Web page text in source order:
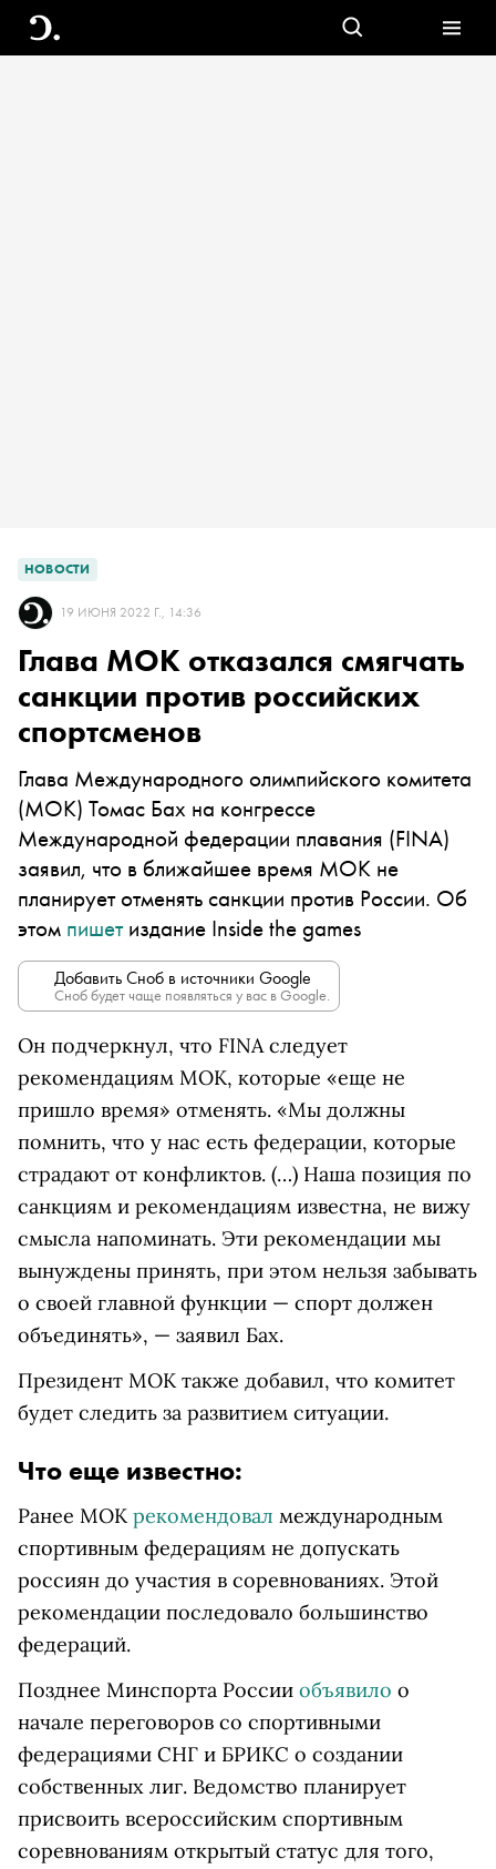
НОВОСТИ
19 ИЮНЯ 2022 Г., 14:36
Глава МОК отказался смягчать
санкции против российских
спортсменов
Глава Международного олимпийского комитета
(МОК) Томас Бах на конгрессе
Международной федерации плавания (FINA)
заявил, что в ближайшее время МОК не
планирует отменять санкции против России. Об
этом пишетиздание Inside the games
Добавить Сноб в источники Google
Сноб будет чаще появляться у вас в Google.
Он подчеркнул, что FINA следует
рекомендациям МОК, которые «еще не
пришло время» отменять. «Мы должны
помнить, что у нас есть федерации, которые
страдают от конфликтов. (…) Наша позиция по
санкциям и рекомендациям известна, не вижу
смысла напоминать. Эти рекомендации мы
вынуждены принять, при этом нельзя забывать
о своей главной функции — спорт должен
объединять», — заявил Бах.
Президент МОК также добавил, что комитет
будет следить за развитием ситуации.
Что еще известно:
Ранее МОКрекомендовал международным
спортивным федерациям не допускать
россиян до участия в соревнованиях. Этой
рекомендации последовало большинство
федераций.
Позднее Минспорта России объявило о
начале переговоров со спортивными
федерациями СНГ и БРИКС о создании
собственных лиг. Ведомство планирует
присвоить всероссийским спортивным
соревнованиям открытый статус для того,